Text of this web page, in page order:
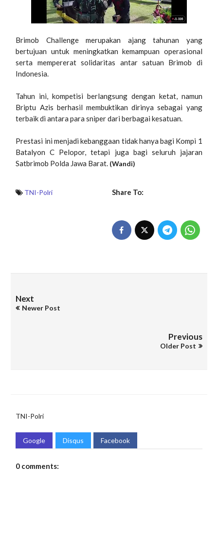
Brimob Challenge merupakan ajang tahunan yang
bertujuan untuk meningkatkan kemampuan operasional
serta mempererat solidaritas antar satuan Brimob di
Indonesia.
Tahun ini, kompetisi berlangsung dengan ketat, namun
Briptu Azis berhasil membuktikan dirinya sebagai yang
terbaik di antara para sniper dari berbagai kesatuan.
Prestasi ini menjadi kebanggaan tidak hanya bagi Kompi 1
Batalyon C Pelopor, tetapi juga bagi seluruh jajaran
Satbrimob Polda Jawa Barat. (Wandi)
TNI-Polri Share To:
Next
Newer Post
Previous
Older Post
TNI-Polri
Google Disqus Facebook
0 comments: